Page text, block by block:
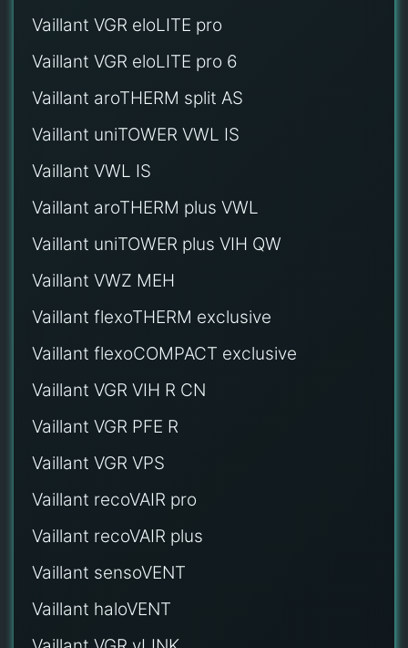
Vaillant VGR eloLITE pro
Vaillant VGR eloLITE pro 6
Vaillant aroTHERM split AS
Vaillant uniTOWER VWL IS
Vaillant VWL IS
Vaillant aroTHERM plus VWL
Vaillant uniTOWER plus VIH QW
Vaillant VWZ MEH
Vaillant flexoTHERM exclusive
Vaillant flexoCOMPACT exclusive
Vaillant VGR VIH R CN
Vaillant VGR PFE R
Vaillant VGR VPS
Vaillant recoVAIR pro
Vaillant recoVAIR plus
Vaillant sensoVENT
Vaillant haloVENT